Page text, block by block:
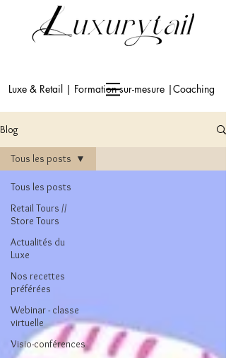
Luxe & Retail | Formation sur-mesure |Coaching
Blog
Tous les posts
Retail Tours //
Store Tours
Actualités du
Luxe
Nos recettes
préférées
Webinar - classe
virtuelle
Visio-conférences
Tous les posts